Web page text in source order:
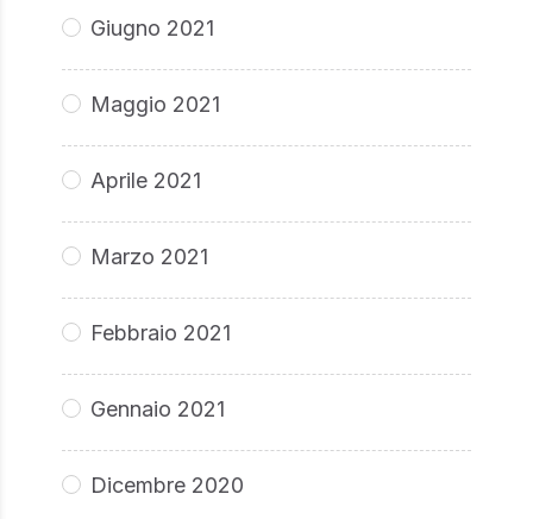
Giugno 2021
Maggio 2021
Aprile 2021
Marzo 2021
Febbraio 2021
Gennaio 2021
Dicembre 2020